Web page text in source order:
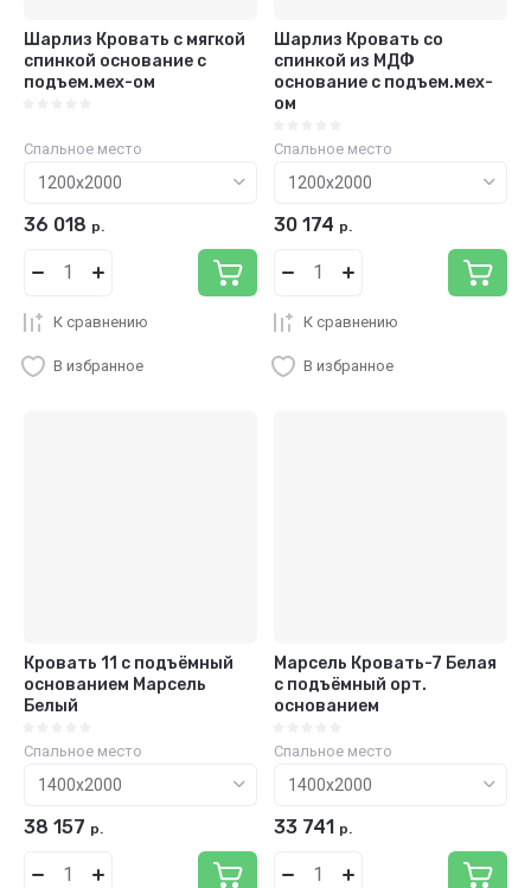
Шарлиз Кровать с мягкой
спинкой основание с
подъем.мех-ом
Спальное место
36 018 р.
К сравнению
В избранное
Шарлиз Кровать со
спинкой из МДФ
основание с подъем.мех-
ом
Спальное место
30 174 р.
К сравнению
В избранное
Кровать 11 с подъёмный
основанием Марсель
Белый
Спальное место
38 157 р.
Марсель Кровать-7 Белая
с подъёмный орт.
основанием
Спальное место
33 741 р.